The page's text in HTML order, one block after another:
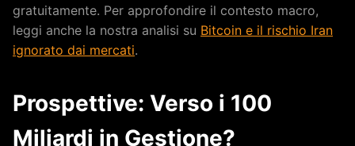
gratuitamente. Per approfondire il contesto macro,
leggi anche la nostra analisi su Bitcoin e il rischio Iran
ignorato dai mercati.
Prospettive: Verso i 100
Miliardi in Gestione?